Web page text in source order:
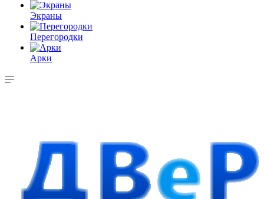
Экраны
Перегородки
Арки